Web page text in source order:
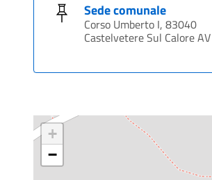
Sede comunale
Corso Umberto I, 83040
Castelvetere Sul Calore AV
+
−